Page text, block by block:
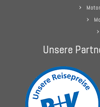
Unsere